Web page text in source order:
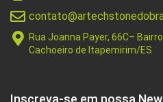
Rua Joanna Payer, 66C–
Cachoeiro de Itapemirim/ES
Inscreva-se em nossa